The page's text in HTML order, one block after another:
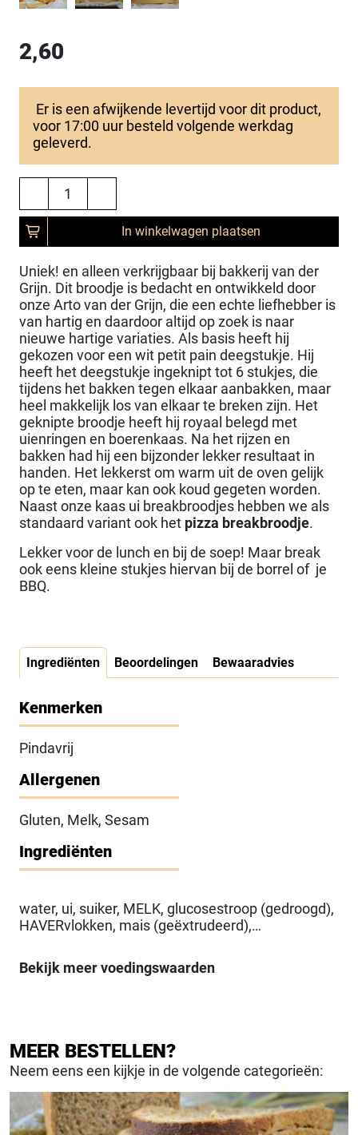
2,60
Er is een afwijkende levertijd voor dit product,
voor 17:00 uur besteld volgende werkdag
geleverd.
In winkelwagen plaatsen
Uniek! en alleen verkrijgbaar bij bakkerij van der
Grijn. Dit broodje is bedacht en ontwikkeld door
onze Arto van der Grijn, die een echte liefhebber is
van hartig en daardoor altijd op zoek is naar
nieuwe hartige variaties. Als basis heeft hij
gekozen voor een wit petit pain deegstukje. Hij
heeft het deegstukje ingeknipt tot 6 stukjes, die
tijdens het bakken tegen elkaar aanbakken, maar
heel makkelijk los van elkaar te breken zijn. Het
geknipte broodje heeft hij royaal belegd met
uienringen en boerenkaas. Na het rijzen en
bakken had hij een bijzonder lekker resultaat in
handen. Het lekkerst om warm uit de oven gelijk
op te eten, maar kan ook koud gegeten worden.
Naast onze kaas ui breakbroodjes hebben we als
standaard variant ook het pizza breakbroodje.
Lekker voor de lunch en bij de soep! Maar break
ook eens kleine stukjes hiervan bij de borrel of je
BBQ.
Ingrediënten Beoordelingen Bewaaradvies
Kenmerken
Pindavrij
Allergenen
Gluten, Melk, Sesam
Ingrediënten
water, ui, suiker, MELK, glucosestroop (gedroogd),
HAVERvlokken, mais (geëxtrudeerd),
zonnebloempitten, bakkerszout, gist, Plantaardige
Olie(palm, raapzaad), glucosestroop, MELKeiwit,
en diacetylwijnsteenzuur), E322 (lecithine)),
GERSTemoutextract, Rijsmiddel(E170
(calciumcarbonaten)), Antiklontermiddel(E535
(natriumferrocyanide)), Conserveermiddel(E251
(natriumnitraat)), enzymen, kaliumjodide,
Kleurstof(E160b (ii) (annatto norbixine)),
Bekijk meer voedingswaarden
MEER BESTELLEN?
Neem eens een kijkje in de volgende categorieën: